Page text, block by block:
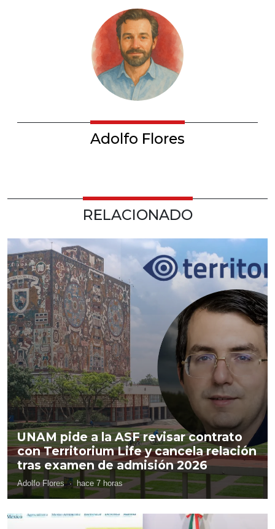
Adolfo Flores
RELACIONADO
UNAM pide a la ASF revisar contrato
con Territorium Life y cancela relación
tras examen de admisión 2026
Adolfo Flores · hace 7 horas